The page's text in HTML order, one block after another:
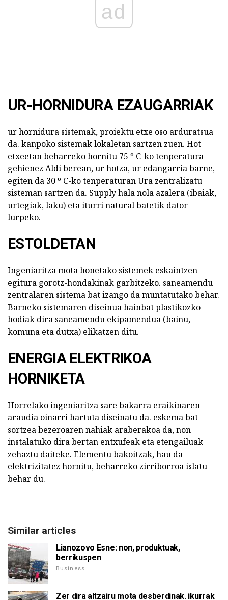
ad
UR-HORNIDURA EZAUGARRIAK
ur hornidura sistemak, proiektu etxe oso arduratsua
da. kanpoko sistemak lokaletan sartzen zuen. Hot
etxeetan beharreko hornitu 75 º C-ko tenperatura
gehienez Aldi berean, ur hotza, ur edangarria barne,
egiten da 30 º C-ko tenperaturan Ura zentralizatu
sisteman sartzen da. Supply hala nola azalera (ibaiak,
urtegiak, laku) eta iturri natural batetik dator
lurpeko.
ESTOLDETAN
Ingeniaritza mota honetako sistemek eskaintzen
egitura gorotz-hondakinak garbitzeko. saneamendu
zentralaren sistema bat izango da muntatutako behar.
Barneko sistemaren diseinua hainbat plastikozko
hodiak dira saneamendu ekipamendua (bainu,
komuna eta dutxa) elikatzen ditu.
ENERGIA ELEKTRIKOA
HORNIKETA
Horrelako ingeniaritza sare bakarra eraikinaren
araudia oinarri hartuta diseinatu da. eskema bat
sortzea bezeroaren nahiak araberakoa da, non
instalatuko dira bertan entxufeak eta etengailuak
zehaztu daiteke. Elementu bakoitzak, hau da
elektrizitatez hornitu, beharreko zirriborroa islatu
behar du.
Similar articles
Lianozovo Esne: non, produktuak,
berrikuspen
Business
Zer dira altzairu mota desberdinak. ikurrak